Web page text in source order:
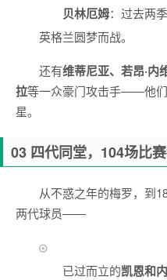
贝林厄姆：过去两
英格兰圆梦而战。
还有维蒂尼亚、若昂·内
拉等一众豪门攻击手——他
星。
03 四代同堂，104场比
从不惑之年的梅罗，到
两代球员——
已过而立的凯恩和